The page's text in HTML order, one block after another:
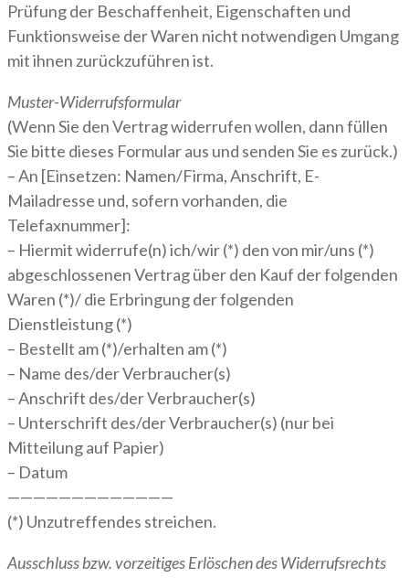
Prüfung der Beschaffenheit, Eigenschaften und
Funktionsweise der Waren nicht notwendigen Umgang
mit ihnen zurückzuführen ist.
Muster-Widerrufsformular
(Wenn Sie den Vertrag widerrufen wollen, dann füllen
Sie bitte dieses Formular aus und senden Sie es zurück.)
– An [Einsetzen: Namen/Firma, Anschrift, E-
Mailadresse und, sofern vorhanden, die
Telefaxnummer]:
– Hiermit widerrufe(n) ich/wir (*) den von mir/uns (*)
abgeschlossenen Vertrag über den Kauf der folgenden
Waren (*)/ die Erbringung der folgenden
Dienstleistung (*)
– Bestellt am (*)/erhalten am (*)
– Name des/der Verbraucher(s)
– Anschrift des/der Verbraucher(s)
– Unterschrift des/der Verbraucher(s) (nur bei
Mitteilung auf Papier)
– Datum
—————————————
(*) Unzutreffendes streichen.
Ausschluss bzw. vorzeitiges Erlöschen des Widerrufsrechts